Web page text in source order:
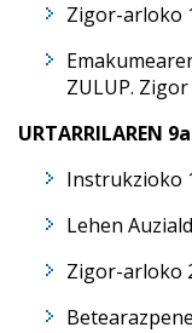
Zigor-arloko
ZULUP.
URTARRILAREN 9a
Instrukzioko
Lehen
Zigor-arloko